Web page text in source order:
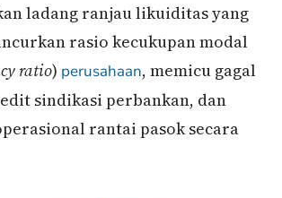
ladang ranjau likuiditas yang
rasio kecukupan modal
ratio) perusahaan, memicu gagal
sindikasi perbankan, dan
rantai pasok secara